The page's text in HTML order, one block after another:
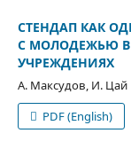
СТЕНДАП КАК
С МОЛОДЕЖЬЮ
УЧРЕЖДЕНИЯХ
A. Максудов, И. Цай
PDF (English)